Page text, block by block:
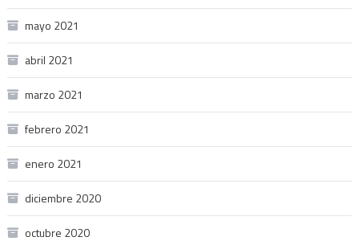
mayo 2021
abril 2021
marzo 2021
febrero 2021
enero 2021
diciembre 2020
octubre 2020